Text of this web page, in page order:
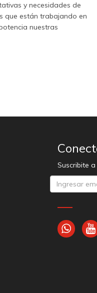
y necesidades de
que están trabajando en
nuestras
Suscribite